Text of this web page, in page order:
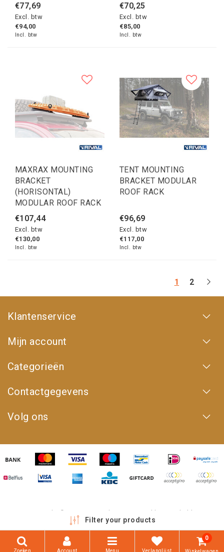
€77,69
Excl. btw
€94,00
Incl. btw
€70,25
Excl. btw
€85,00
Incl. btw
MAXRAX MOUNTING
BRACKET
(HORISONTAL)
MODULAR ROOF RACK
€107,44
Excl. btw
€130,00
Incl. btw
TENT MOUNTING
BRACKET MODULAR
ROOF RACK
€96,69
Excl. btw
€117,00
Incl. btw
1 2
Klantenservice
Mijn account
Categorieën
Contactgegevens
Volg ons
Copyright © 2026 - 4WD Shop | Powered by emarkable
Filter your products
Zoeken Account Menu Verlanglijst
0